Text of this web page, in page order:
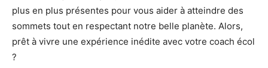
plus en plus présentes pour vous aider à atteindre des
sommets tout en respectant notre belle planète. Alors,
prêt à vivre une expérience inédite avec votre coach écol
?